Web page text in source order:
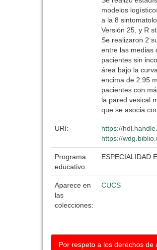
modelos
a la 8
Versión 25, y R
Se realizaron 2
entre las medias
pacientes sin
área bajo la
encima de 2.95
pacientes con
la pared vesical
que se asocia
URI:
https://
https://
Programa
educativo:
ESPECIALIDAD
Aparece en
las
colecciones:
CUCS
Por respeto a los derechos